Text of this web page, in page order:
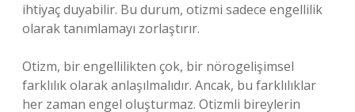
ihtiyaç duyabilir. Bu durum, otizmi sadece engellilik
olarak tanımlamayı zorlaştırır.
Otizm, bir engellilikten çok, bir nörogelişimsel
farklılık olarak anlaşılmalıdır. Ancak, bu farklılıklar
her zaman engel oluşturmaz. Otizmli bireylerin